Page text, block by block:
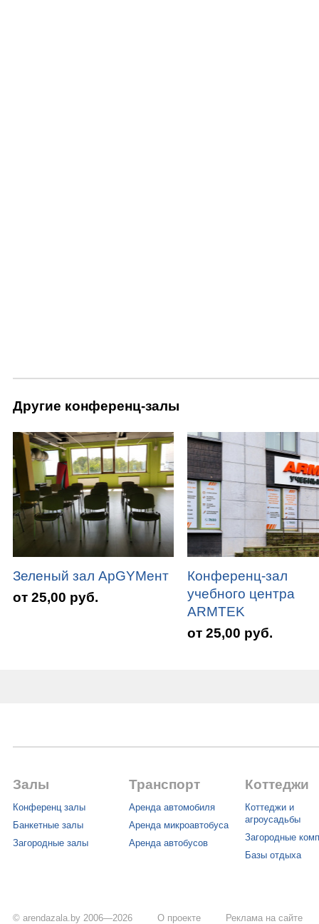
Другие конференц-залы
Зеленый зал АрGYMент
от 25,00 руб.
Конференц-зал
учебного центра
ARMTEK
от 25,00 руб.
Залы
Конференц залы
Банкетные залы
Загородные залы
Транспорт
Аренда автомобиля
Аренда микроавтобуса
Аренда автобусов
Коттеджи
Коттеджи и
агроусадьбы
Загородные
Базы отдыха
© arendazala.by 2006—2026 О проекте Реклама на сайте